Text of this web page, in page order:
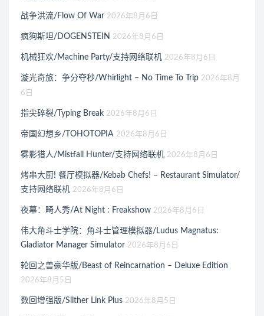
战争洪流/Flow Of War 2026年8月6日
疯狗斯坦/DOGENSTEIN 2026年8月6日
机械狂欢/Machine Party/支持网络联机 2026年8月6日
漩光奇旅：争分夺秒/Whirlight – No Time To Trip 2026年8月
6日
指尖碎裂/Typing Break 2026年8月6日
帝国幻想乡/TOHOTOPIA 2026年8月6日
雾影猎人/Mistfall Hunter/支持网络联机 2026年8月6日
烤串大厨! 餐厅模拟器/Kebab Chefs! – Restaurant Simulator/
支持网络联机 2026年8月6日
夜幕：畸人秀/At Night : Freakshow 2026年8月6日
伟大角斗士学院：角斗士管理模拟器/Ludus Magnatus:
Gladiator Manager Simulator 2026年8月6日
轮回之兽豪华版/Beast of Reincarnation – Deluxe Edition
2026年8月5日
数回增强版/Slither Link Plus 2026年8月5日